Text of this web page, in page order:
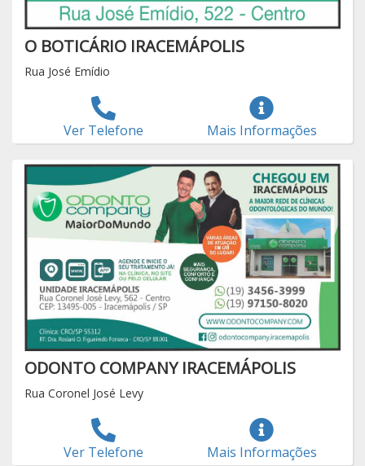
O BOTICÁRIO IRACEMÁPOLIS
Rua José Emídio
Ver Telefone Mais Informações
ODONTO COMPANY IRACEMÁPOLIS
Rua Coronel José Levy
Ver Telefone Mais Informações